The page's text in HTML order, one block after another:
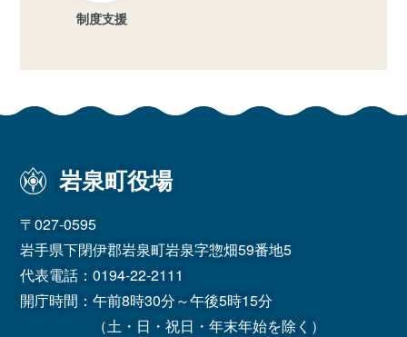
制度支援
岩泉町役場
〒027-0595
岩手県下閉伊郡岩泉町岩泉字惣畑59番地5
代表電話：0194-22-2111
開庁時間：午前8時30分～午後5時15分
（土・日・祝日・年末年始を除く）